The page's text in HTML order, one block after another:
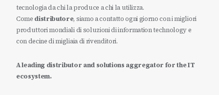
tecnologia da chi la produce a chi la utilizza.
Come distributore, siamo a contatto ogni giorno con i migliori
produttori mondiali di soluzioni di information technology e
con decine di migliaia di rivenditori.
A leading distributor and solutions aggregator for the IT
ecosystem.